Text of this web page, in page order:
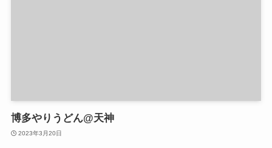
博多やりうどん@天神
2023年3月20日